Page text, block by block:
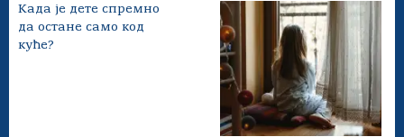
Када је дете спремно
да остане само код
куће?